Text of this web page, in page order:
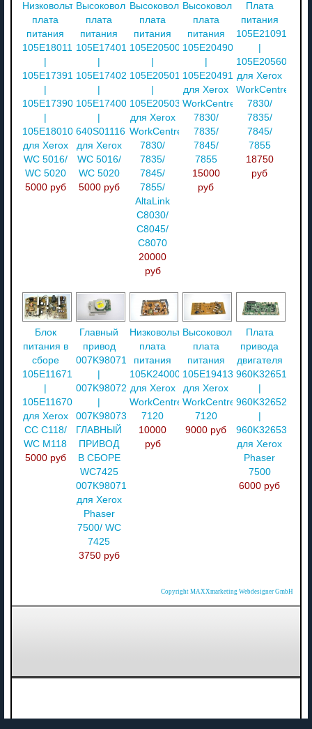
Низковольтная
плата
питания
105E18011
105E17391
105E17390
105E18010
для Xerox
WC 5016/
WC 5020
5000 руб
Высоковольтная
плата
питания
105E17401
105E17402
105E17400
640S01116
для Xerox
WC 5016/
WC 5020
5000 руб
Высоковольтная
плата
питания
105E20500
105E20501
105E20503
для Xerox
WorkCentre
7830/
7835/
7845/
7855/
AltaLink
C8030/
C8045/
C8070
20000
руб
Высоковольтная
плата
питания
105E20490
105E20491
для Xerox
WorkCentre
7830/
7835/
7845/
7855
15000
руб
Плата
питания
105E21091
105E20560
для Xerox
WorkCentre
7830/
7835/
7845/
7855
18750
руб
Блок
питания в
сборе
105E11671
|
105E11670
для Xerox
CC C118/
WC M118
5000 руб
Главный
привод
007K98071
|
007K98072
|
007K98073
ГЛАВНЫЙ
ПРИВОД
В СБОРЕ
WC7425
007K98071
для Xerox
Phaser
7500/ WC
7425
3750 руб
Низковольтная
плата
питания
105K24000
для Xerox
WorkCentre
7120
10000
руб
Высоковольтная
плата
питания
105E19413
для Xerox
WorkCentre
7120
9000 руб
Плата
привода
двигателя
960K32651
|
960K32652
|
960K32653
для Xerox
Phaser
7500
6000 руб
Copyright MAXXmarketing Webdesigner GmbH